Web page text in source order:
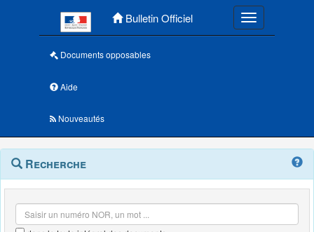
Bulletin Officiel Toggle
Documents opposables
Aide
Nouveautés
Navigation
outils
Menu
contextuel
Recherche